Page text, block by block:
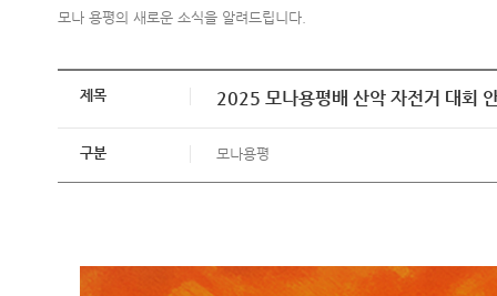
모나 용평의 새로운 소식을 알려드립니다.
제목 2025 모나용평배 산악 자전거 대회
구분 모나용평